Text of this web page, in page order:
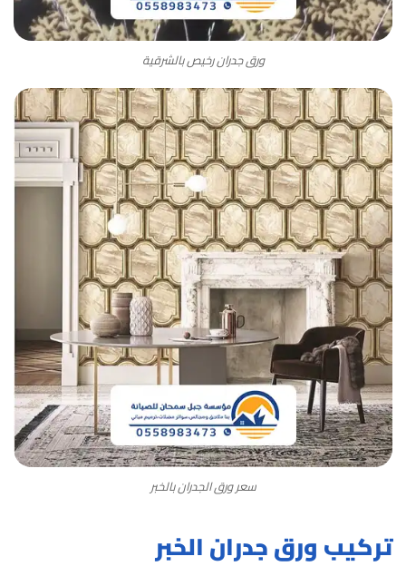
ورق جدران رخيص بالشرقية
سعر ورق الجدران بالخبر
تركيب ورق جدران الخبر